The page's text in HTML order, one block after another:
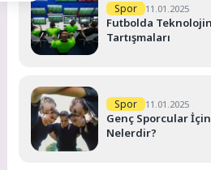
Spor 11.01.2025
Futbolda
Tartışmaları
Spor 11.01.2025
Genç Sporcular
Nelerdir?